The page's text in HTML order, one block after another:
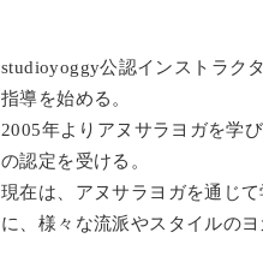
studioyoggy公認インストラク
指導を始める。
2005年よりアヌサラヨガを学
の認定を受ける。
現在は、アヌサラヨガを通じ
に、様々な流派やスタイルの